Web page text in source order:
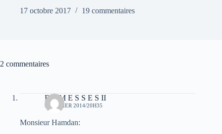
17 octobre 2017
19 commentaires
2 commentaires
R A M E S S E S II
9 JANVIER 2014/20H35
Monsieur Hamdan: